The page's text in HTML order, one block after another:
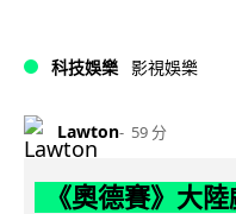
科技娛樂 影視娛樂
Lawton 59 分
《奧德賽》大